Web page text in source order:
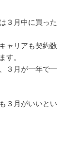
３月中に買った
ャリアも契約数
す。
３月が一年で一
３月がいいとい